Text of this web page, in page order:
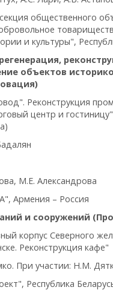
общественного
и культуры",
объектов
Реконструкция
центр и
М.Е. Александрова
Армения – Россия
и сооружений
корпус Северного
Реконструкция кафе"
При участии: Н.М.
Республика